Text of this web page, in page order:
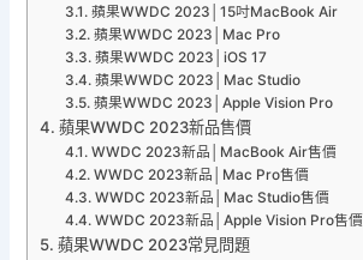
蘋果WWDC 2023│15吋MacBook Air
蘋果WWDC 2023│Mac Pro
蘋果WWDC 2023│iOS 17
蘋果WWDC 2023│Mac Studio
蘋果WWDC 2023│Apple Vision Pro
蘋果WWDC 2023新品售價
WWDC 2023新品│MacBook Air售價
WWDC 2023新品│Mac Pro售價
WWDC 2023新品│Mac Studio售價
WWDC 2023新品│Apple Vision Pro售價
蘋果WWDC 2023常見問題